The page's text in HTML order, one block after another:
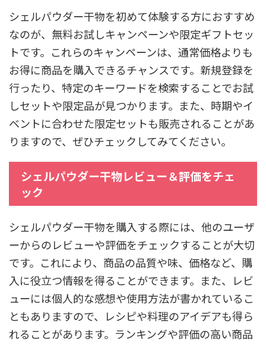
シェルパウダー干物を初めて体験する方におすすめ
なのが、無料お試しキャンペーンや限定ギフトセッ
トです。これらのキャンペーンは、通常価格よりも
お得に商品を購入できるチャンスです。新規登録を
行ったり、特定のキーワードを検索することでお試
しセットや限定品が見つかります。また、時期やイ
ベントに合わせた限定セットも販売されることがあ
りますので、ぜひチェックしてみてください。
シェルパウダー干物レビュー＆評価をチェ
ック
シェルパウダー干物を購入する際には、他のユーザ
ーからのレビューや評価をチェックすることが大切
です。これにより、商品の品質や味、価格など、購
入に役立つ情報を得ることができます。また、レビ
ューには個人的な感想や使用方法が書かれているこ
ともありますので、レシピや料理のアイデアも得ら
れることがあります。ランキングや評価の高い商品